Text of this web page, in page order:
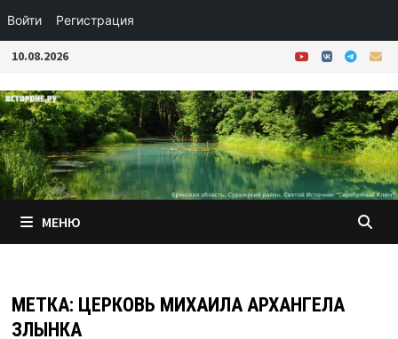
Войти Регистрация
Перейти
содержимому
10.08.2026
МЕНЮ
МЕТКА: ЦЕРКОВЬ МИХАИЛА АРХАНГЕЛА
ЗЛЫНКА